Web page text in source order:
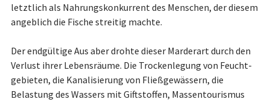
letztlich als Nah­rungs­kon­kur­rent des Menschen, der diesem
angeblich die Fische streitig machte.
Der endgültige Aus aber drohte dieser Marderart durch den
Verlust ihrer Le­bens­räume. Die Trockenlegung von Feucht­
ge­bieten, die Kanalisierung von Fließ­ge­wäs­sern, die
Belastung des Wassers mit Giftstoffen, Massentourismus